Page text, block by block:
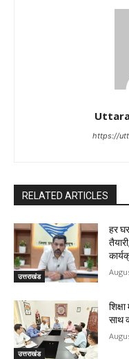
https://
RELATED ARTICLES
उत्तराखंड
हर
उत्तराखंड
साथ